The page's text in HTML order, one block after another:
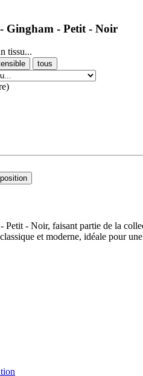
Gingham - Petit - Noir
tissu...
tous
- Noir, faisant partie de la
et moderne, idéale pour